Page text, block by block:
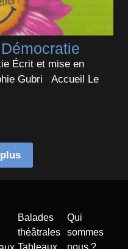
Écrit et mise en
Gubri Accueil Le
Balades
théâtrales
Tableaux
Qui
sommes
nous ?